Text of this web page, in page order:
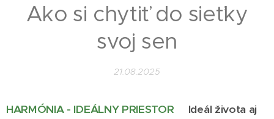
Ako si chytiť do sieťky
svoj sen
21.08.2025
HARMÓNIA - IDEÁLNY PRIESTOR
Ideál života aj